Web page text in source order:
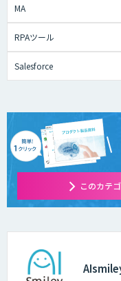
MA
RPAツール
Salesforce
このカテ